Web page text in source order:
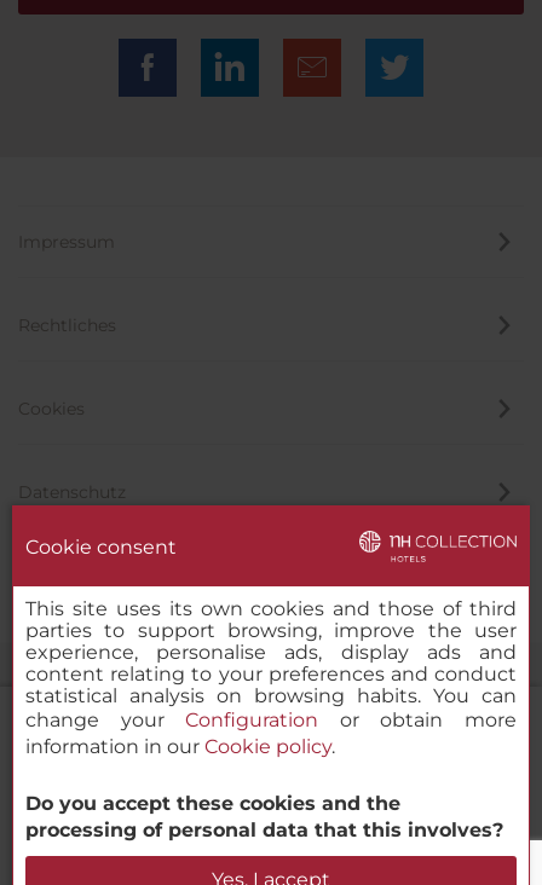
NH Collection Guadalajara Providencia
Verfügbarkeit prüfen
Impressum
Rechtliches
Cookies
Datenschutz
© 2000 – 2026 MINOR HOTELS EUROPE & AMERICAS Santa Engracia
120. 28003 Madrid, Spanien
Cookie consent
This site uses its own cookies and those of third
parties to support browsing, improve the user
experience, personalise ads, display ads and
content relating to your preferences and conduct
statistical analysis on browsing habits. You can
change yourConfiguration or obtain more
information in our Cookie policy.
Do you accept these cookies and the
processing of personal data that this involves?
Yes, I accept